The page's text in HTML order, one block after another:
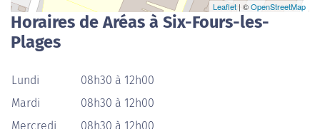
Leaflet | ©OpenStreetMap
Horaires de Aréas à Six-Fours-les-
Plages
Lundi
08h30 à 12h00
Mardi
08h30 à 12h00
Mercredi
08h30 à 12h00